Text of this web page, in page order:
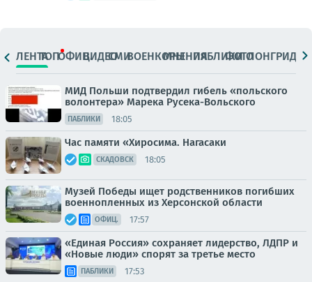
ЛЕНТАТОПОФИЦ.ВИДЕОСМИВОЕНКОРЫМНЕНИЯПАБЛИКИ
ФОТОЛОНГРИДЫ
МИД Польши подтвердил гибель «польского
волонтера» Марека Русека-Вольского
ПАБЛИКИ 18:05
Час памяти «Хиросима. Нагасаки
СКАДОВСК 18:05
Музей Победы ищет родственников погибших
военнопленных из Херсонской области
ОФИЦ. 17:57
«Единая Россия» сохраняет лидерство, ЛДПР и
«Новые люди» спорят за третье место
ПАБЛИКИ 17:53